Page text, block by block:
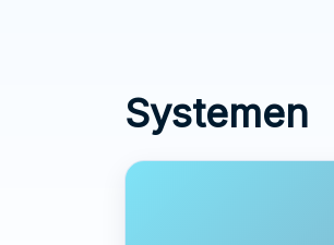
Systemen